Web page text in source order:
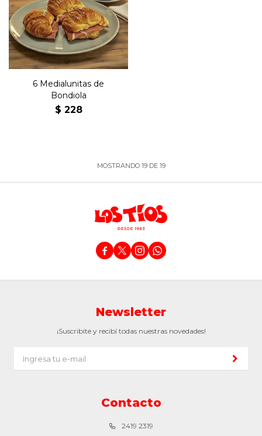
Seis medialunas de copetín
con bondiola y manteca.
6 Medialunitas de
Bondiola
$ 228
MOSTRANDO 19DE 19
   
Contacto
2419 2319
Newsletter
¡Suscribite y recibí todas nuestras novedades!